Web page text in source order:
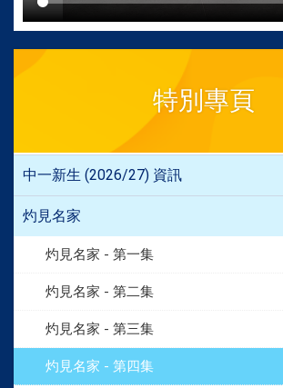
特別專頁
中一新生 (2026/27) 資訊
灼見名家
灼見名家 - 第一集
灼見名家 - 第二集
灼見名家 - 第三集
灼見名家 - 第四集